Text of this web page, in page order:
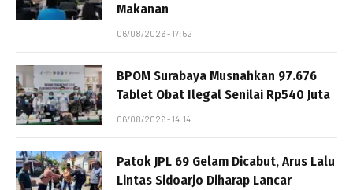
Makanan
06/08/2026 - 17:52
BPOM Surabaya Musnahkan 97.676
Tablet Obat Ilegal Senilai Rp540 Juta
06/08/2026 - 14:14
Patok JPL 69 Gelam Dicabut, Arus Lalu
Lintas Sidoarjo Diharap Lancar